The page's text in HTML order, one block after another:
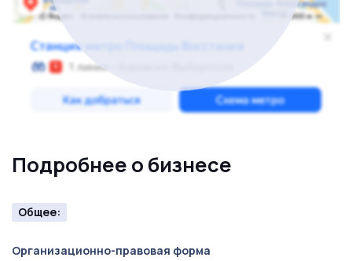
Подробнее о бизнесе
Общее:
Организационно-правовая форма